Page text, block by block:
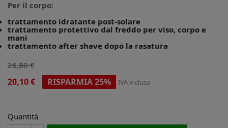
Per il corpo:
trattamento idratante post-solare
trattamento protettivo dal freddo per viso, corpo e
mani
trattamento after shave dopo la rasatura
26,80 €
20,10 € RISPARMIA 25% IVA inclusa
Quantità